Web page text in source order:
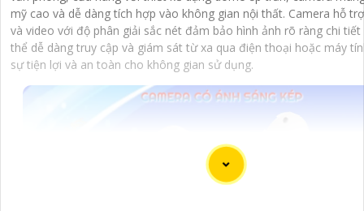
mỹ cao và dễ dàng tích hợp vào không gian nội thất. Camera hỗ
và video với độ phân giải sắc nét đảm bảo hình ảnh rõ ràng chi
thể dễ dàng truy cập và giám sát từ xa qua điện thoại hoặc máy
sự tiện lợi và an toàn cho không gian sử dụng.